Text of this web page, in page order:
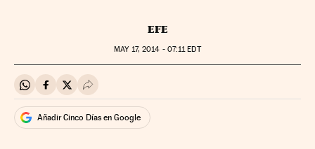
EFE
MAY17, 2014 - 07:11EDT
Compartir en Whatsapp
Compartir en Facebook
Compartir en Twitter
Desplegar Redes Sociales
Añadir Cinco Días en Google